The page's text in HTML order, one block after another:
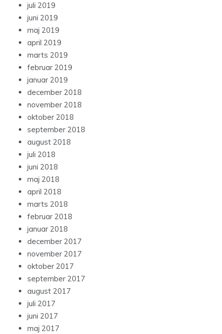
juli 2019
juni 2019
maj 2019
april 2019
marts 2019
februar 2019
januar 2019
december 2018
november 2018
oktober 2018
september 2018
august 2018
juli 2018
juni 2018
maj 2018
april 2018
marts 2018
februar 2018
januar 2018
december 2017
november 2017
oktober 2017
september 2017
august 2017
juli 2017
juni 2017
maj 2017